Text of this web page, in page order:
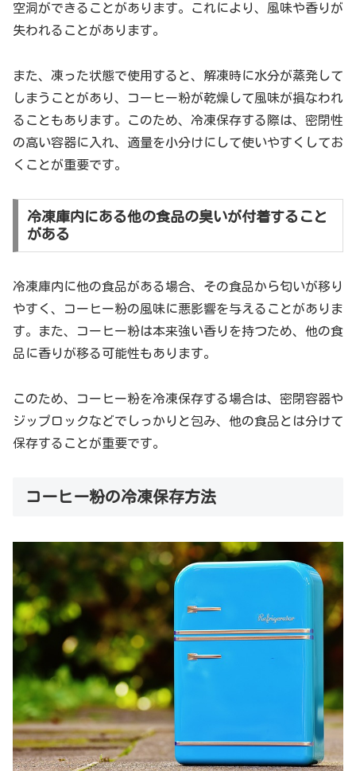
空洞ができることがあります。これにより、風味や香りが
失われることがあります。
また、凍った状態で使用すると、解凍時に水分が蒸発して
しまうことがあり、コーヒー粉が乾燥して風味が損なわれ
ることもあります。このため、冷凍保存する際は、密閉性
の高い容器に入れ、適量を小分けにして使いやすくしてお
くことが重要です。
冷凍庫内にある他の食品の臭いが付着すること
がある
冷凍庫内に他の食品がある場合、その食品から匂いが移り
やすく、コーヒー粉の風味に悪影響を与えることがありま
す。また、コーヒー粉は本来強い香りを持つため、他の食
品に香りが移る可能性もあります。
このため、コーヒー粉を冷凍保存する場合は、密閉容器や
ジップロックなどでしっかりと包み、他の食品とは分けて
保存することが重要です。
コーヒー粉の冷凍保存方法